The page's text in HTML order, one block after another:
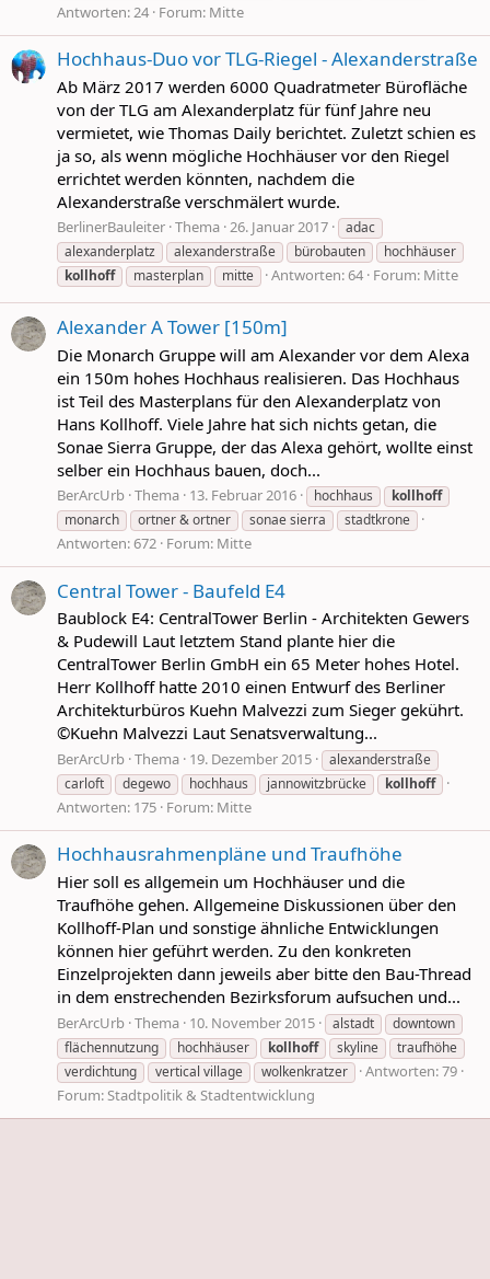
Antworten: 24 Forum: Mitte
Hochhaus-Duo vor TLG-Riegel - Alexanderstraße
Ab März 2017 werden 6000 Quadratmeter Bürofläche
von der TLG am Alexanderplatz für fünf Jahre neu
vermietet, wie Thomas Daily berichtet. Zuletzt schien es
ja so, als wenn mögliche Hochhäuser vor den Riegel
errichtet werden könnten, nachdem die
Alexanderstraße verschmälert wurde.
BerlinerBauleiter Thema 26. Januar 2017
adac
alexanderplatz
alexanderstraße bürobauten
hochhäuser
kollhoff
masterplan mitte Antworten: 64 Forum: Mitte
Alexander A Tower [150m]
Die Monarch Gruppe will am Alexander vor dem Alexa
ein 150m hohes Hochhaus realisieren. Das Hochhaus
ist Teil des Masterplans für den Alexanderplatz von
Hans Kollhoff. Viele Jahre hat sich nichts getan, die
Sonae Sierra Gruppe, der das Alexa gehört, wollte einst
selber ein Hochhaus bauen, doch...
BerArcUrb Thema 13. Februar 2016 hochhaus
kollhoff
monarch
ortner & ortner sonae sierra stadtkrone
Antworten: 672 Forum: Mitte
Central Tower - Baufeld E4
Baublock E4: CentralTower Berlin - Architekten Gewers
& Pudewill Laut letztem Stand plante hier die
CentralTower Berlin GmbH ein 65 Meter hohes Hotel.
Herr Kollhoff hatte 2010 einen Entwurf des Berliner
Architekturbüros Kuehn Malvezzi zum Sieger gekührt.
©Kuehn Malvezzi Laut Senatsverwaltung...
BerArcUrb Thema 19. Dezember 2015
alexanderstraße
carloft
degewo hochhaus jannowitzbrücke kollhoff
Antworten: 175 Forum: Mitte
Hochhausrahmenpläne und Traufhöhe
Hier soll es allgemein um Hochhäuser und die
Traufhöhe gehen. Allgemeine Diskussionen über den
Kollhoff-Plan und sonstige ähnliche Entwicklungen
können hier geführt werden. Zu den konkreten
Einzelprojekten dann jeweils aber bitte den Bau-Thread
in dem enstrechenden Bezirksforum aufsuchen und...
BerArcUrb Thema 10. November 2015 alstadt
downtown
flächennutzung
hochhäuser kollhoff skyline
traufhöhe
verdichtung
vertical village wolkenkratzer
Antworten: 79
Forum:Stadtpolitik & Stadtentwicklung